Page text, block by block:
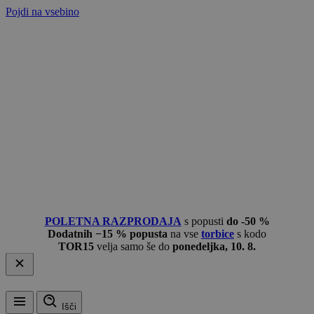
Pojdi na vsebino
POLETNA RAZPRODAJA s popusti do -50 %
Dodatnih −15 % popusta na vse torbice s kodo
TOR15 velja samo še do ponedeljka, 10. 8.
Išči